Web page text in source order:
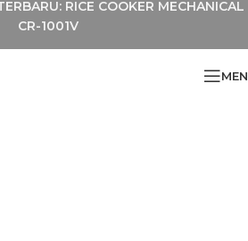
RICE COOKER MECHANICAL
CR-1001V